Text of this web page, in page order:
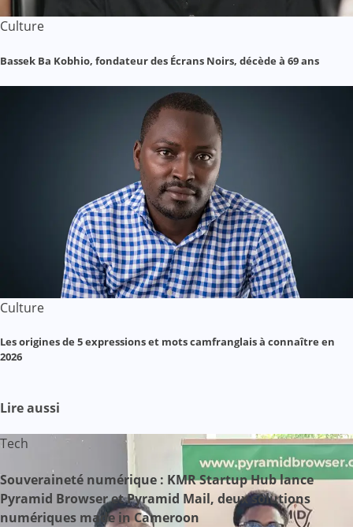
Culture
Bassek Ba Kobhio, fondateur des Écrans Noirs, décède à 69 ans
Culture
Les origines de 5 expressions et mots camfranglais à connaître en
2026
Lire aussi
Tech
Souveraineté numérique : KMR Startup Hub lance
Pyramid Browser et Pyramid Mail, deux solutions
numériques made in Cameroon